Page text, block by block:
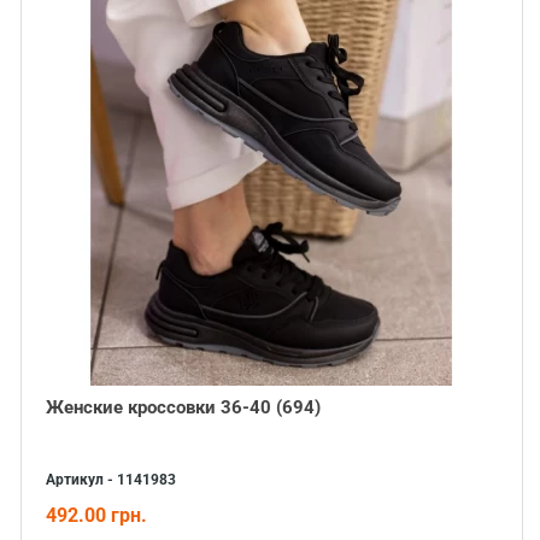
Женские кроссовки 36-40 (694)
Артикул - 1141983
492.00 грн.